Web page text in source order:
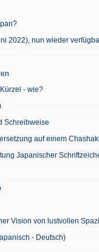
2022), nun wieder
- wie?
Schreibweise
auf einem
Japanischer
Vision von lustvollen
- Deutsch)